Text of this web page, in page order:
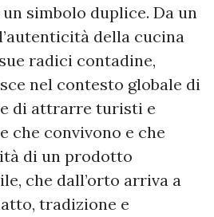
simbolo duplice. Da un
della cucina
radici contadine,
nel contesto globale di
di attrarre turisti e
che convivono e che
di un prodotto
che dall’orto arriva a
tradizione e